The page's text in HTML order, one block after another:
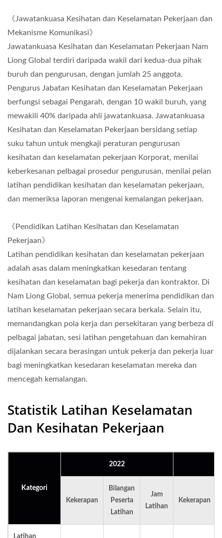
《Jawatankuasa Kesihatan dan Keselamatan Pekerjaan dan
Mekanisme Komunikasi》
Jawatankuasa Kesihatan dan Keselamatan Pekerjaan Nam
Liong Global terdiri daripada wakil dari kedua-dua pihak
buruh dan pengurusan, dengan jumlah 25 anggota.
Pengurus Jabatan Kesihatan dan Keselamatan Pekerjaan
berfungsi sebagai Pengarah, dengan 10 wakil buruh, yang
mewakili 40% daripada ahli jawatankuasa. Jawatankuasa
Kesihatan dan Keselamatan Pekerjaan bersidang setiap
suku tahun untuk mengkaji peraturan pengurusan
kesihatan dan keselamatan pekerjaan Korporat, menilai
keberkesanan pelbagai prosedur pengurusan, menilai pelan
latihan pendidikan kesihatan dan keselamatan pekerjaan,
dan memeriksa laporan mengenai kemalangan pekerjaan.
《Pendidikan Latihan Kesihatan dan Keselamatan
Pekerjaan》
Latihan pendidikan kesihatan dan keselamatan pekerjaan
adalah asas dalam meningkatkan kesedaran tentang
kesihatan dan keselamatan bagi pekerja dan kontraktor. Di
Nam Liong Global, semua pekerja menerima pendidikan dan
latihan keselamatan pekerjaan secara berkala. Selain itu,
memandangkan pola kerja dan persekitaran yang berbeza di
pelbagai jabatan, sesi latihan pengetahuan dan kemahiran
dijalankan secara berasingan untuk pekerja dan pekerja luar
bagi meningkatkan kesedaran keselamatan mereka dan
mencegah kemalangan.
Statistik Latihan Keselamatan
Dan Kesihatan Pekerjaan
Kategori
2022
Kekerapan
Bilangan
Peserta
Latihan
Jam
Latihan
Kekerapan